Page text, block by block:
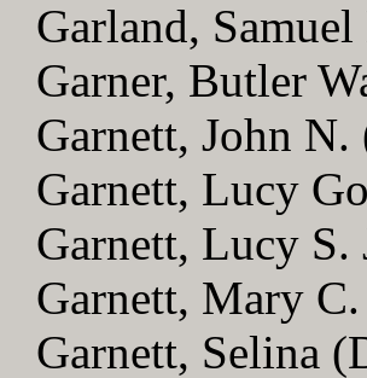
Garland,
Garner, Butler
Garnett, John N.
Garnett, Lucy
Garnett, Lucy S.
Garnett, Mary
Garnett, Selina